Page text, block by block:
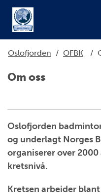
Oslofjorden / OFBK /
Om oss
Oslofjorden
og underlagt Norges
organiserer over
kretsnivå.
Kretsen arbeider